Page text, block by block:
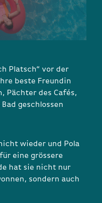
Platsch“ vor der
beste Freundin
Pächter des Cafés,
geschlossen
wieder und Pola
eine grössere
hat sie nicht nur
sondern auch